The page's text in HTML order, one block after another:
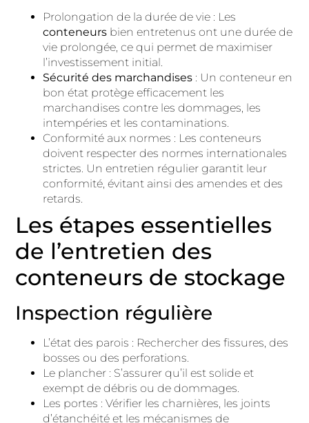
Prolongation de la durée de vie : Les
conteneurs bien entretenus ont une durée de
vie prolongée, ce qui permet de maximiser
l’investissement initial.
Sécurité des marchandises : Un conteneur en
bon état protège efficacement les
marchandises contre les dommages, les
intempéries et les contaminations.
Conformité aux normes : Les conteneurs
doivent respecter des normes internationales
strictes. Un entretien régulier garantit leur
conformité, évitant ainsi des amendes et des
retards.
Les étapes essentielles
de l’entretien des
conteneurs de stockage
Inspection régulière
L’état des parois : Rechercher des fissures, des
bosses ou des perforations.
Le plancher : S’assurer qu’il est solide et
exempt de débris ou de dommages.
Les portes : Vérifier les charnières, les joints
d’étanchéité et les mécanismes de